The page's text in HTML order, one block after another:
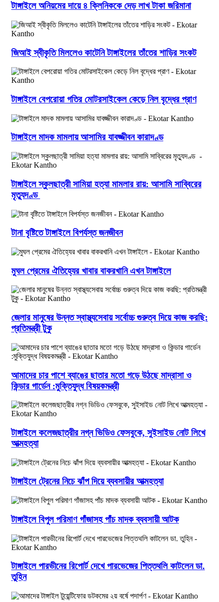
টাঙ্গাইলে অনিয়মের দায়ে ৪ ক্লিনিককে দেড় লাখ টাকা জরিমানা
জিআই স্বীকৃতি মিললেও কাটেনি টাঙ্গাইলের তাঁতের শাড়ির সংকট
টাঙ্গাইলে বেপরোয়া গতির মোটরসাইকেল কেড়ে নিল বৃদ্ধের প্রাণ
টাঙ্গাইলে মাদক মামলায় আসামির যাবজ্জীবন কারাদণ্ড
টাঙ্গাইলে স্কুলছাত্রী সামিয়া হত্যা মামলার রায়: আসামি সাব্বিরের
মৃত্যুদণ্ড
টানা বৃষ্টিতে টাঙ্গাইলে বিপর্যস্ত জনজীবন
মুঘল প্রেমের ঐতিহ্যের খাবার বাকরখানি এখন টাঙ্গাইলে
জেলার মানুষের উন্নত স্বাস্থ্যসেবায় সর্বোচ্চ গুরুত্ব দিয়ে কাজ করছি:
প্রতিমন্ত্রী টুকু
আমাদের চার পাশে ব্যাঙের ছাতার মতো গড়ে উঠছে মাদ্রাসা ও
কিন্ডার গার্ডেন :মুক্তিযুদ্ধ বিষয়কমন্ত্রী
টাঙ্গাইলে কলেজছাত্রীর নগ্ন ভিডিও ফেসবুকে, সুইসাইড নোট লিখে
আত্মহত্যা
টাঙ্গাইলে ট্রেনের নিচে ঝাঁপ দিয়ে ব্যবসায়ীর আত্মহত্যা
টাঙ্গাইলে বিপুল পরিমাণ গাঁজাসহ পাঁচ মাদক ব্যবসায়ী আটক
টাঙ্গাইলে পারভীনের রিপোর্ট দেখে পারভেজের পিত্তথলি কাটলেন ডা.
তুহিন